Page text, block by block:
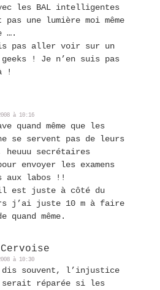
les BAL intelligentes
pas une lumière moi même
….
pas aller voir sur un
geeks ! Je n’en suis pas
!
à 10:16
quand même que les
se servent pas de leurs
heuuu secrétaires
envoyer les examens
aux labos !!
il est juste à côté du
j’ai juste 10 m à faire
quand même.
à 10:30
dis souvent, l’injustice
serait réparée si les